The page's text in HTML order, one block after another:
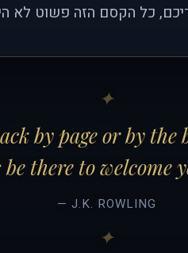
כל הקסם הזה פשוט לא
by page or by
there to welcome
— J.K. ROWLING